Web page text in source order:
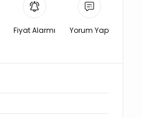
Fiyat Alarmı Yorum Yap